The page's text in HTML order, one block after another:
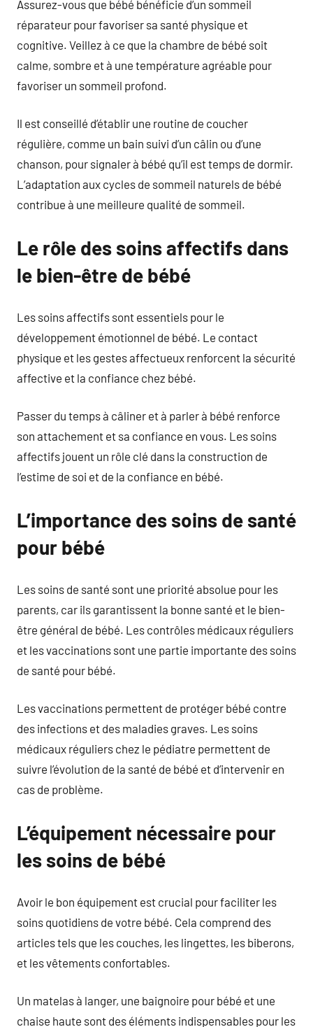
Assurez-vous que bébé bénéficie d’un sommeil
réparateur pour favoriser sa santé physique et
cognitive. Veillez à ce que la chambre de bébé soit
calme, sombre et à une température agréable pour
favoriser un sommeil profond.
Il est conseillé d’établir une routine de coucher
régulière, comme un bain suivi d’un câlin ou d’une
chanson, pour signaler à bébé qu’il est temps de dormir.
L’adaptation aux cycles de sommeil naturels de bébé
contribue à une meilleure qualité de sommeil.
Le rôle des soins affectifs dans
le bien-être de bébé
Les soins affectifs sont essentiels pour le
développement émotionnel de bébé. Le contact
physique et les gestes affectueux renforcent la sécurité
affective et la confiance chez bébé.
Passer du temps à câliner et à parler à bébé renforce
son attachement et sa confiance en vous. Les soins
affectifs jouent un rôle clé dans la construction de
l’estime de soi et de la confiance en bébé.
L’importance des soins de santé
pour bébé
Les soins de santé sont une priorité absolue pour les
parents, car ils garantissent la bonne santé et le bien-
être général de bébé. Les contrôles médicaux réguliers
et les vaccinations sont une partie importante des soins
de santé pour bébé.
Les vaccinations permettent de protéger bébé contre
des infections et des maladies graves. Les soins
médicaux réguliers chez le pédiatre permettent de
suivre l’évolution de la santé de bébé et d’intervenir en
cas de problème.
L’équipement nécessaire pour
les soins de bébé
Avoir le bon équipement est crucial pour faciliter les
soins quotidiens de votre bébé. Cela comprend des
articles tels que les couches, les lingettes, les biberons,
et les vêtements confortables.
Un matelas à langer, une baignoire pour bébé et une
chaise haute sont des éléments indispensables pour les